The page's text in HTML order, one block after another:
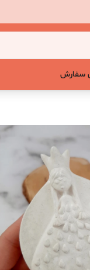
سفارش